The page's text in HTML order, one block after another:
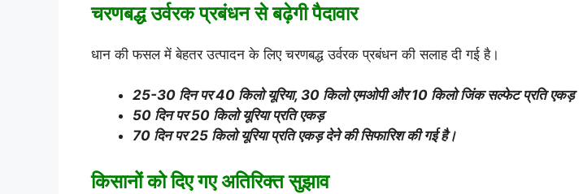
चरणबद्ध उर्वरक प्रबंधन से बढ़ेगी पैदावार
धान की फसल में बेहतर उत्पादन के लिए चरणबद्ध उर्वरक प्रबंधन की सलाह दी गई है।
25-30 दिन पर 40 किलो यूरिया, 30 किलो एमओपी और 10 किलो जिंक सल्फेट प्रति एकड़
50 दिन पर 50 किलो यूरिया प्रति एकड़
70 दिन पर 25 किलो यूरिया प्रति एकड़ देने की सिफारिश की गई है।
किसानों को दिए गए अतिरिक्त सुझाव